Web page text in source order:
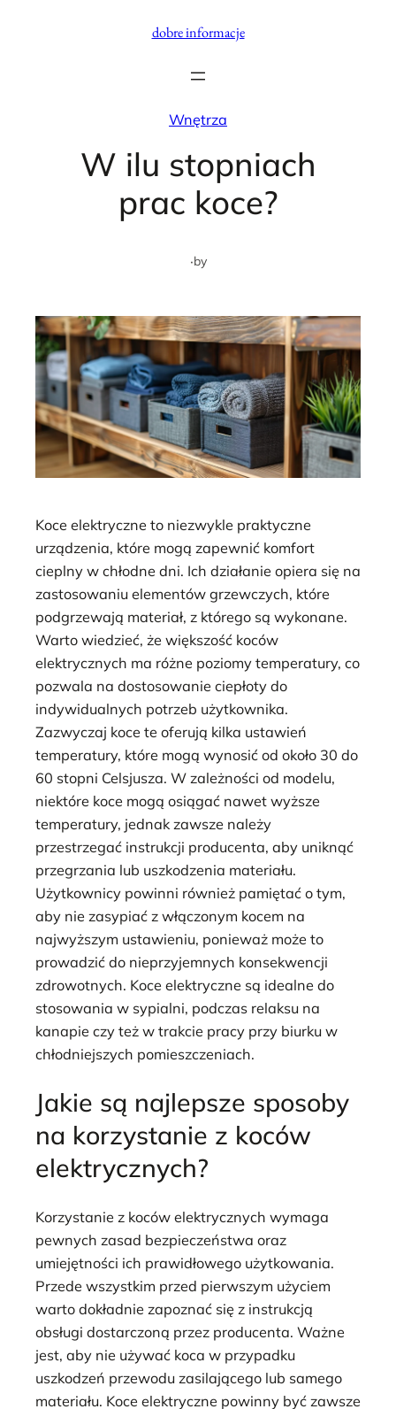
dobre informacje
Wnętrza
W ilu stopniach
prac koce?
·by
Koce elektryczne to niezwykle praktyczne
urządzenia, które mogą zapewnić komfort
cieplny w chłodne dni. Ich działanie opiera się na
zastosowaniu elementów grzewczych, które
podgrzewają materiał, z którego są wykonane.
Warto wiedzieć, że większość koców
elektrycznych ma różne poziomy temperatury, co
pozwala na dostosowanie ciepłoty do
indywidualnych potrzeb użytkownika.
Zazwyczaj koce te oferują kilka ustawień
temperatury, które mogą wynosić od około 30 do
60 stopni Celsjusza. W zależności od modelu,
niektóre koce mogą osiągać nawet wyższe
temperatury, jednak zawsze należy
przestrzegać instrukcji producenta, aby uniknąć
przegrzania lub uszkodzenia materiału.
Użytkownicy powinni również pamiętać o tym,
aby nie zasypiać z włączonym kocem na
najwyższym ustawieniu, ponieważ może to
prowadzić do nieprzyjemnych konsekwencji
zdrowotnych. Koce elektryczne są idealne do
stosowania w sypialni, podczas relaksu na
kanapie czy też w trakcie pracy przy biurku w
chłodniejszych pomieszczeniach.
Jakie są najlepsze sposoby
na korzystanie z koców
elektrycznych?
Korzystanie z koców elektrycznych wymaga
pewnych zasad bezpieczeństwa oraz
umiejętności ich prawidłowego użytkowania.
Przede wszystkim przed pierwszym użyciem
warto dokładnie zapoznać się z instrukcją
obsługi dostarczoną przez producenta. Ważne
jest, aby nie używać koca w przypadku
uszkodzeń przewodu zasilającego lub samego
materiału. Koce elektryczne powinny być zawsze